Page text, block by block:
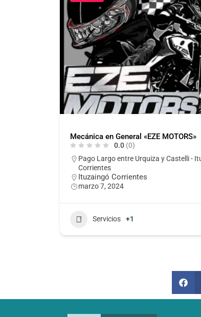
Mecánica en General «EZE MOTORS»
0.0 (0)
Pago Largo entre Urquiza y Castelli -
Corrientes
Ituzaingó Corrientes
marzo 7, 2024
Servicios +1